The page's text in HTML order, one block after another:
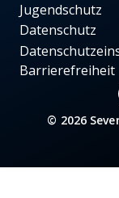
Jugendschutz
Datenschutz
Barrierefreiheit
© 2026